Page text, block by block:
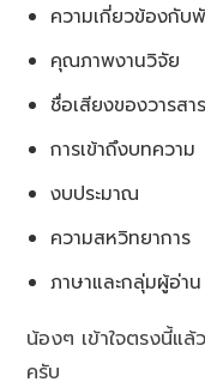
ความเกี่ยวข้องกับ
คุณภาพงานวิจัย
ชื่อเสียงของวารสาร
การเข้าถึงบทความ
งบประมาณ
ความสหวิทยาการ
ภาษาและกลุ่มผู้อ่าน
น้องๆ เข้าใจตรงนี้แล้
ครับ